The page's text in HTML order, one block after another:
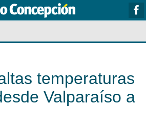
temperaturas
Valparaíso a